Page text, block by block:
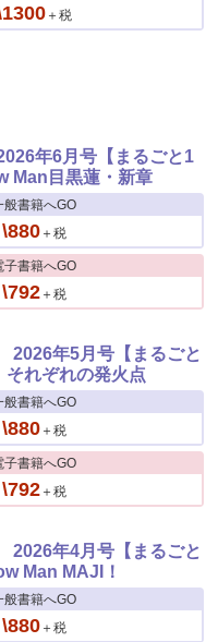
＋税
年6月号【まるごと1
Man目黒蓮・新章
般書籍へGO
\880＋税
子書籍へGO
\792＋税
年5月号【まるごと
れぞれの発火点
般書籍へGO
\880＋税
子書籍へGO
\792＋税
年4月号【まるごと
Man MAJI！
般書籍へGO
\880＋税